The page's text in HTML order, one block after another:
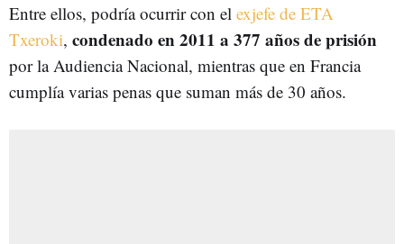
Entre ellos, podría ocurrir con el exjefe de ETA
Txeroki, condenado en 2011 a 377 años de prisión
por la Audiencia Nacional, mientras que en Francia
cumplía varias penas que suman más de 30 años.